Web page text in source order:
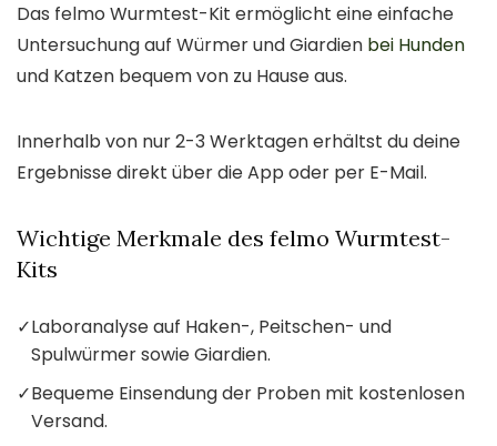
Das felmo Wurmtest-Kit ermöglicht eine einfache
Untersuchung auf Würmer und Giardien bei Hunden
und Katzen bequem von zu Hause aus.
Innerhalb von nur 2-3 Werktagen erhältst du deine
Ergebnisse direkt über die App oder per E-Mail.
Wichtige Merkmale des felmo Wurmtest-
Kits
✓Laboranalyse auf Haken-, Peitschen- und
Spulwürmer sowie Giardien.
✓Bequeme Einsendung der Proben mit kostenlosen
Versand.